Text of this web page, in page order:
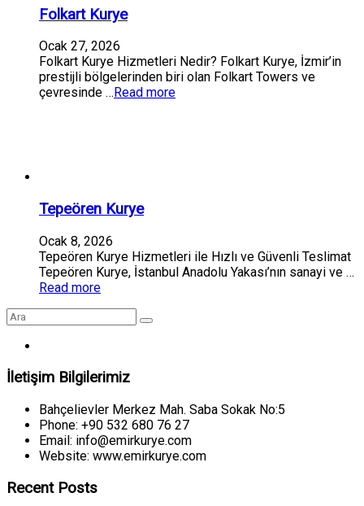
Folkart Kurye
Ocak 27, 2026
Folkart Kurye Hizmetleri Nedir? Folkart Kurye, İzmir’in
prestijli bölgelerinden biri olan Folkart Towers ve
çevresinde … Read more
Tepeören Kurye
Ocak 8, 2026
Tepeören Kurye Hizmetleri ile Hızlı ve Güvenli Teslimat
Tepeören Kurye, İstanbul Anadolu Yakası’nın sanayi ve …
Read more
İletişim Bilgilerimiz
Bahçelievler Merkez Mah. Saba Sokak No:5
Phone: +90 532 680 76 27
Email: info@emirkurye.com
Website: www.emirkurye.com
Recent Posts